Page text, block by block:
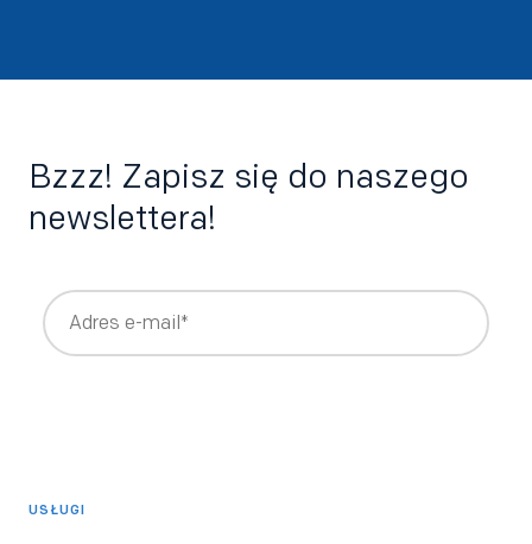
Bzzz! Zapisz się do naszego
newslettera!
USŁUGI